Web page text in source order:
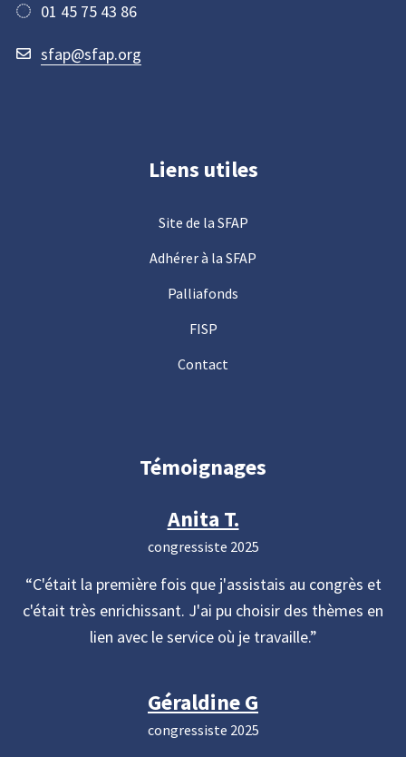
01 45 75 43 86
sfap@sfap.org
Liens utiles
Site de la SFAP
Adhérer à la SFAP
Palliafonds
FISP
Contact
Témoignages
Anita T.
congressiste 2025
C'était la première fois que j'assistais au congrès et
c'était très enrichissant. J'ai pu choisir des thèmes en
lien avec le service où je travaille.
Géraldine G
congressiste 2025